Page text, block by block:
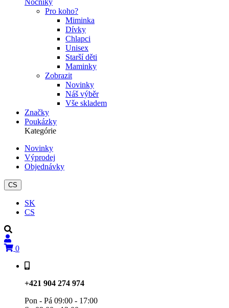
Nočníky
Pro koho?
Miminka
Dívky
Chlapci
Unisex
Starší děti
Maminky
Zobrazit
Novinky
Náš výběr
Vše skladem
Značky
Poukázky
Kategórie
Secondary
navigation
Novinky
Výprodej
Objednávky
CS
SK
CS
0
+421 904 274 974
Pon - Pá 09:00 - 17:00